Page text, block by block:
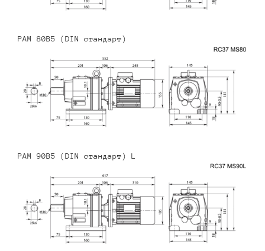
PAM 80B5 (DIN стандарт)
PAM 90B5 (DIN стандарт) L